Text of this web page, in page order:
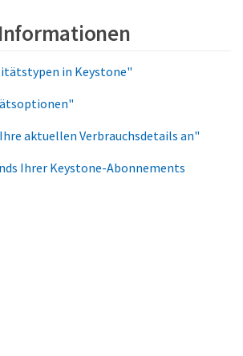
in Keystone"
aktuellen Verbrauchsdetails an"
Ihrer Keystone-Abonnements